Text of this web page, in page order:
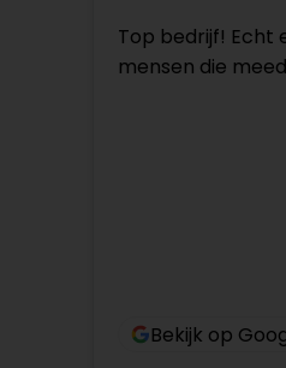
Top bedrijf! Echt
mensen die
Bekijk op